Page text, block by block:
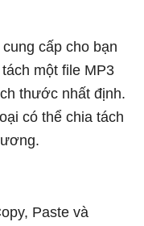
cấp cho bạn
một file MP3
thước nhất định.
có thể chia tách
Paste và